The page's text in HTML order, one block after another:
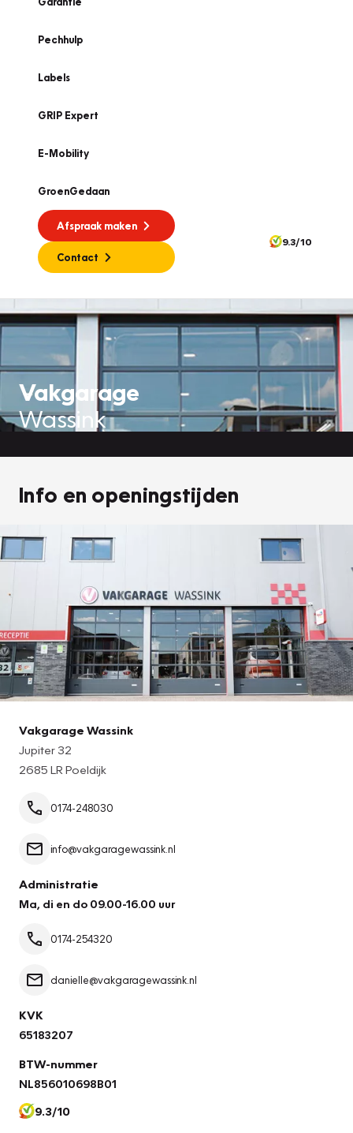
Pechhulp
Labels
GRIP Expert
E-Mobility
GroenGedaan
Afspraak maken
Contact
9.3/10
Vakgarage
Wassink
Info en openingstijden
Vakgarage Wassink
Jupiter 32
2685 LR Poeldijk
0174-248030
info@vakgaragewassink.nl
Administratie
Ma, di en do 09.00-16.00 uur
0174-254320
danielle@vakgaragewassink.nl
KVK
65183207
BTW-nummer
NL856010698B01
9.3/10